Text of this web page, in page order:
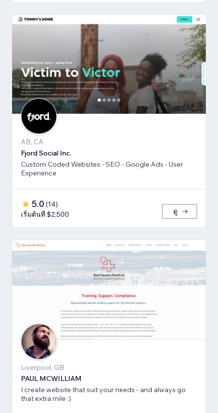
AB, CA
Fjord Social Inc.
Custom Coded Websites - SEO - Google Ads - User
Experience
5.0 (14)
เริ่มต้นที่ $2,500
ดู
Liverpool, GB
PAUL MCWILLIAM
I create website that suit your needs - and always go
that extra mile :)